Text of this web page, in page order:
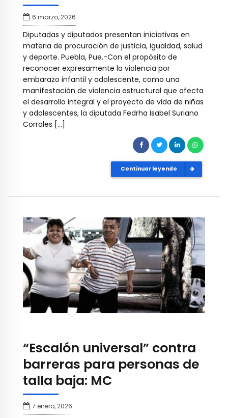
6 marzo, 2026
Diputadas y diputados presentan iniciativas en
materia de procuración de justicia, igualdad, salud
y deporte. Puebla, Pue.-Con el propósito de
reconocer expresamente la violencia por
embarazo infantil y adolescente, como una
manifestación de violencia estructural que afecta
el desarrollo integral y el proyecto de vida de niñas
y adolescentes, la diputada Fedrha Isabel Suriano
Corrales […]
Continuar leyendo
“Escalón universal” contra
barreras para personas de
talla baja: MC
7 enero, 2026